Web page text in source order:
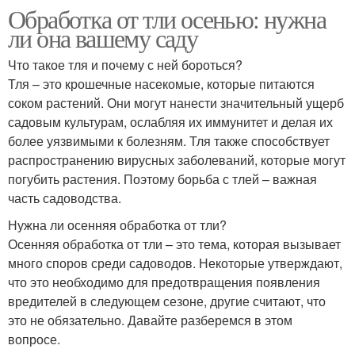
Обработка от тли осенью: нужна
ли она вашему саду
Что такое тля и почему с ней бороться?
Тля – это крошечные насекомые, которые питаются
соком растений. Они могут нанести значительный ущерб
садовым культурам, ослабляя их иммунитет и делая их
более уязвимыми к болезням. Тля также способствует
распространению вирусных заболеваний, которые могут
погубить растения. Поэтому борьба с тлей – важная
часть садоводства.
Нужна ли осенняя обработка от тли?
Осенняя обработка от тли – это тема, которая вызывает
много споров среди садоводов. Некоторые утверждают,
что это необходимо для предотвращения появления
вредителей в следующем сезоне, другие считают, что
это не обязательно. Давайте разберемся в этом
вопросе.